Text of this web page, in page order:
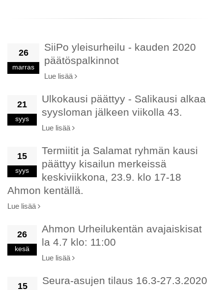
26
marras
SiiPo yleisurheilu - kauden 2020
päätöspalkinnot
Lue lisää
21
syys
Ulkokausi päättyy - Salikausi alkaa
syysloman jälkeen viikolla 43.
Lue lisää
15
syys
Termiitit ja Salamat ryhmän kausi
päättyy kisailun merkeissä
keskiviikkona, 23.9. klo 17-18
Ahmon kentällä.
Lue lisää
26
kesä
Ahmon Urheilukentän avajaiskisat
la 4.7 klo: 11:00
Lue lisää
15 Seura-asujen tilaus 16.3-27.3.2020